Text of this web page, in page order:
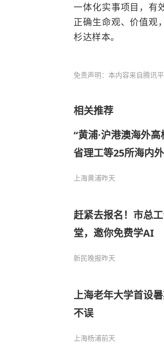
一体化实事项目，有
正确生命观、价值观
杉达样本。
免责声明：本内容来自腾讯
相关推荐
“黄浦·沪港澳海外
省理工等25所海内外
上海黄浦昨天
赶紧去报名！市总
堂，邀你免费学AI
新民晚报昨天
上海老年大学首设
不误
上海杨浦前天